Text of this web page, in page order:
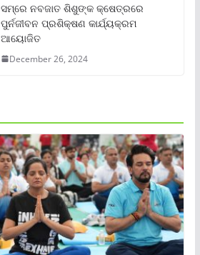
ସମ୍‌ରେ ନବଜାତ ଶିଶୁଙ୍କ କ୍ଷେତ୍ରରେ
ପୁର୍ନଜୀବନ ପ୍ରଶିକ୍ଷଣ କାର୍ଯ୍ୟକ୍ରମ
ଆୟୋଜିତ
December 26, 2024